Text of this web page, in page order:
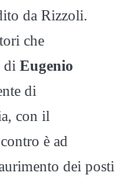
da Rizzoli.
che
di Eugenio
di
con il
è ad
dei posti